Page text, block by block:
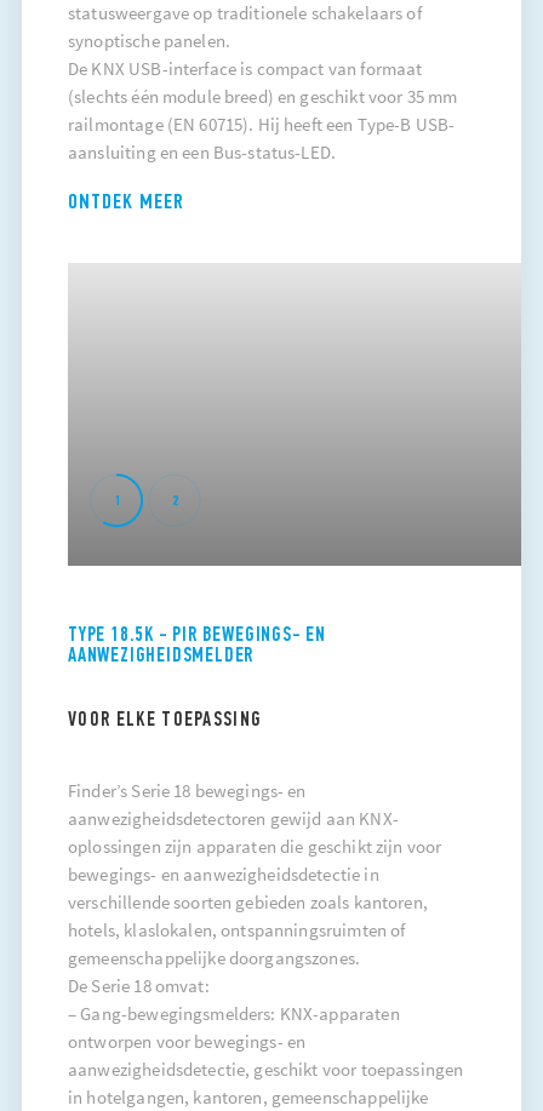
statusweergave op traditionele schakelaars of
synoptische panelen.
De KNX USB-interface is compact van formaat
(slechts één module breed) en geschikt voor 35 mm
railmontage (EN 60715). Hij heeft een Type-B USB-
aansluiting en een Bus-status-LED.
ONTDEK MEER
1 2
TYPE 18.5K - PIR BEWEGINGS- EN
AANWEZIGHEIDSMELDER
VOOR ELKE TOEPASSING
Finder’s Serie 18 bewegings- en
aanwezigheidsdetectoren gewijd aan KNX-
oplossingen zijn apparaten die geschikt zijn voor
bewegings- en aanwezigheidsdetectie in
verschillende soorten gebieden zoals kantoren,
hotels, klaslokalen, ontspanningsruimten of
gemeenschappelijke doorgangszones.
De Serie 18 omvat:
– Gang-bewegingsmelders: KNX-apparaten
ontworpen voor bewegings- en
aanwezigheidsdetectie, geschikt voor toepassingen
in hotelgangen, kantoren, gemeenschappelijke